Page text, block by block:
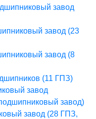
завод
завод (23
завод (8
(11 ГПЗ)
завод
завод)
завод (28 ГПЗ,